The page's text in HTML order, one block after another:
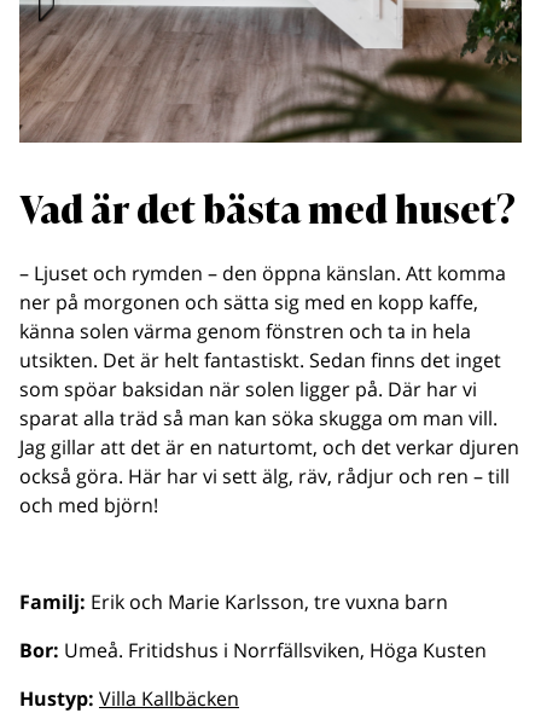
Vad är det bästa med huset?
– Ljuset och rymden – den öppna känslan. Att komma
ner på morgonen och sätta sig med en kopp kaffe,
känna solen värma genom fönstren och ta in hela
utsikten. Det är helt fantastiskt. Sedan finns det inget
som spöar baksidan när solen ligger på. Där har vi
sparat alla träd så man kan söka skugga om man vill.
Jag gillar att det är en naturtomt, och det verkar djuren
också göra. Här har vi sett älg, räv, rådjur och ren – till
och med björn!
Familj: Erik och Marie Karlsson, tre vuxna barn
Bor: Umeå. Fritidshus i Norrfällsviken, Höga Kusten
Hustyp: Villa Kallbäcken